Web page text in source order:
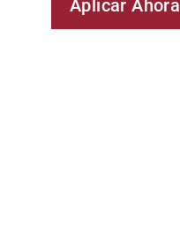
Aplicar Ahora